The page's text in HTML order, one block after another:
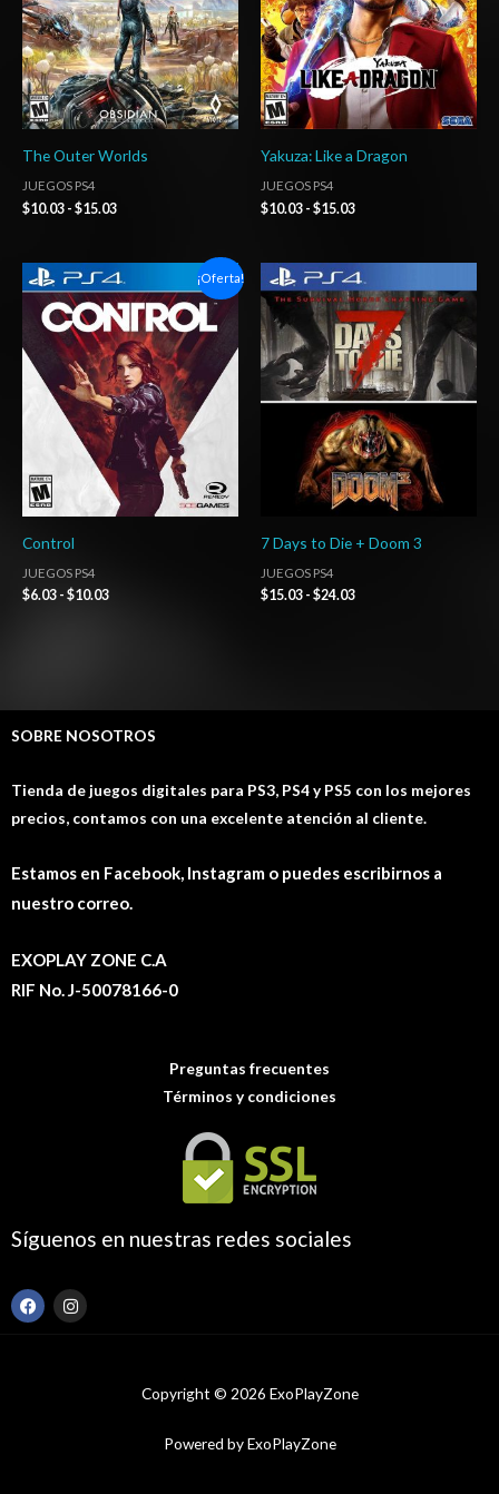
The Outer Worlds
JUEGOS PS4
$10.03 - $15.03
Yakuza: Like a Dragon
JUEGOS PS4
$10.03 - $15.03
¡Oferta!
Control
JUEGOS PS4
$6.03 - $10.03
Rango
de
precios:
desde
$6.03
hasta
$10.03
7 Days to Die + Doom 3
JUEGOS PS4
$15.03 - $24.03
Rango
de
precios:
desde
$15.03
hasta
$24.03
SOBRE NOSOTROS
Tienda de juegos digitales para PS3, PS4 y PS5 con los mejores
precios, contamos con una excelente atención al cliente.
Estamos en Facebook, Instagram o puedes escribirnos a
nuestro correo.
EXOPLAY ZONE C.A
RIF No. J-50078166-0
Preguntas frecuentes
Términos y condiciones
Síguenos en nuestras redes sociales
F
a
I
n
Copyright © 2026 ExoPlayZone
Powered by ExoPlayZone